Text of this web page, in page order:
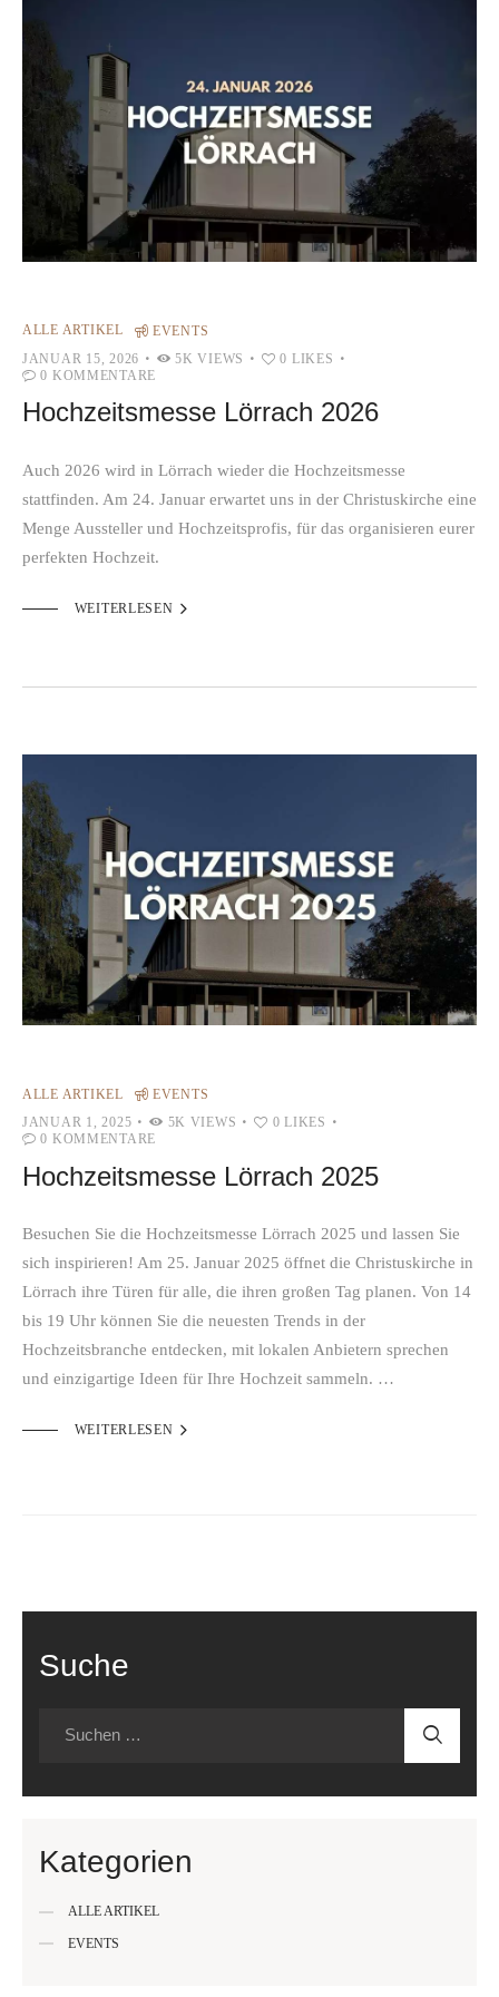
ALLE ARTIKEL
EVENTS
JANUAR 15, 2026
5K VIEWS 0 LIKES
0 KOMMENTARE
Hochzeitsmesse Lörrach 2026
Auch 2026 wird in Lörrach wieder die Hochzeitsmesse
stattfinden. Am 24. Januar erwartet uns in der Christuskirche eine
Menge Aussteller und Hochzeitsprofis, für das organisieren eurer
perfekten Hochzeit.
WEITERLESEN 
ALLE ARTIKEL
EVENTS
JANUAR 1, 2025
5K VIEWS 0 LIKES
0 KOMMENTARE
Hochzeitsmesse Lörrach 2025
Besuchen Sie die Hochzeitsmesse Lörrach 2025 und lassen Sie
sich inspirieren! Am 25. Januar 2025 öffnet die Christuskirche in
Lörrach ihre Türen für alle, die ihren großen Tag planen. Von 14
bis 19 Uhr können Sie die neuesten Trends in der
Hochzeitsbranche entdecken, mit lokalen Anbietern sprechen
und einzigartige Ideen für Ihre Hochzeit sammeln. …
WEITERLESEN 
Suche
Kategorien
ALLE ARTIKEL
EVENTS